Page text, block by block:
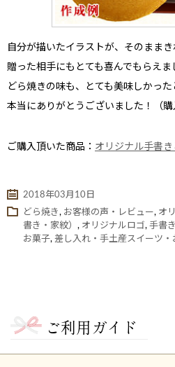
い
退職・異動の挨拶におす
自分が描いたイラストが、そのままき
贈った相手にもとても喜んでもらえま
どら焼きの味も、とても美味しかった
本当にありがとうございました！（購
ご購入頂いた商品： オリジナル手書
2018年03月10日
どら焼き, お客様の声・レビュー, オ
書き・家紋） , オリジナルロゴ, 手書
お菓子, 差し入れ・手土産スイーツ・
ご利用ガイド